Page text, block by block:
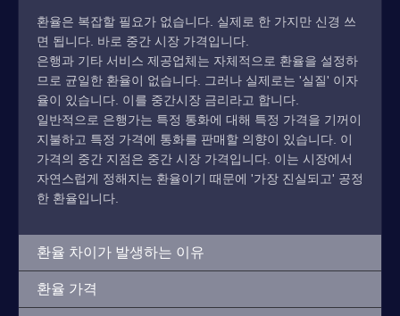
환율은 복잡할 필요가 없습니다. 실제로 한 가지만 신경 쓰
면 됩니다. 바로 중간 시장 가격입니다.
은행과 기타 서비스 제공업체는 자체적으로 환율을 설정하
므로 균일한 환율이 없습니다. 그러나 실제로는 '실질' 이자
율이 있습니다. 이를 중간시장 금리라고 합니다.
일반적으로 은행가는 특정 통화에 대해 특정 가격을 기꺼이
지불하고 특정 가격에 통화를 판매할 의향이 있습니다. 이
가격의 중간 지점은 중간 시장 가격입니다. 이는 시장에서
자연스럽게 정해지는 환율이기 때문에 '가장 진실되고' 공정
한 환율입니다.
환율 차이가 발생하는 이유
환율 가격